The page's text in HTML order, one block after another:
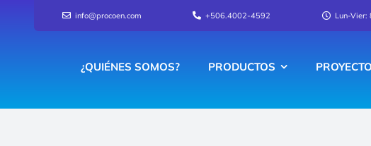
info@procoen.com +506.4002-4592 Lun-Vier:
¿QUIÉNES SOMOS? PRODUCTOS